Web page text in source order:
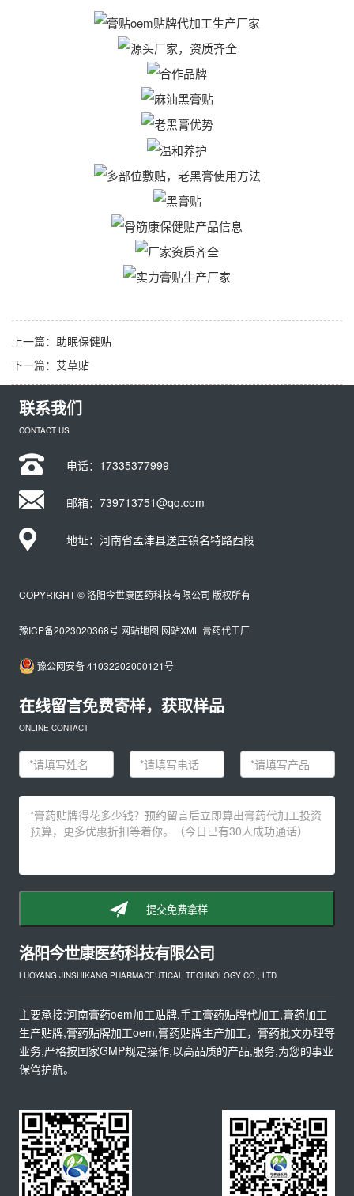
上一篇： 助眠保健贴
下一篇： 艾草贴
联系我们
CONTACT US
电话： 17335377999
邮箱：739713751@qq.com
地址：河南省孟津县送庄镇名特路西段
COPYRIGHT © 洛阳今世康医药科技有限公司 版权所有
豫ICP备2023020368号 网站地图 网站XML 膏药代工厂
豫公网安备 41032202000121号
在线留言免费寄样，获取样品
ONLINE CONTACT
提交免费拿样
洛阳今世康医药科技有限公司
LUOYANG JINSHIKANG PHARMACEUTICAL TECHNOLOGY CO., LTD
主要承接:河南膏药oem加工贴牌,手工膏药贴牌代加工,膏药加工
生产贴牌,膏药贴牌加工oem,膏药贴牌生产加工，膏药批文办理等
业务,严格按国家GMP规定操作,以高品质的产品,服务,为您的事业
保驾护航。